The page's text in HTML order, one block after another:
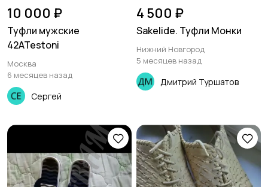
10 000 ₽
Туфли мужские
42ATestoni
Москва
6 месяцев назад
Сергей
4 500 ₽
Sakelide. Туфли Монки
Нижний Новгород
5 месяцев назад
Дмитрий Туршатов